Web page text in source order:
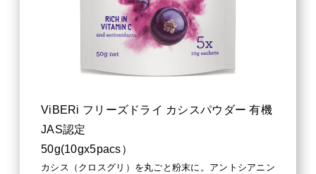
ViBERi フリーズドライ カシスパウダー 有機
JAS認定
50g(10gx5pacs）
カシス（クロスグリ）を丸ごと粉末に。アントシアニン